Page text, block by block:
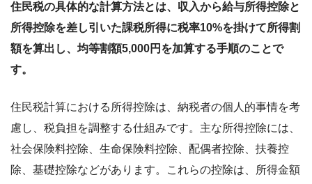
住民税の具体的な計算方法とは、収入から給与所得控除と
所得控除を差し引いた課税所得に税率10%を掛けて所得割
額を算出し、均等割額5,000円を加算する手順のことで
す。
住民税計算における所得控除は、納税者の個人的事情を考
慮し、税負担を調整する仕組みです。主な所得控除には、
社会保険料控除、生命保険料控除、配偶者控除、扶養控
除、基礎控除などがあります。これらの控除は、所得金額